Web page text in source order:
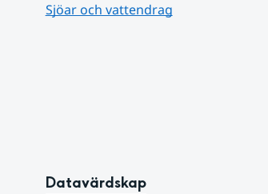
Sjöar och vattendrag
Datavärdskap